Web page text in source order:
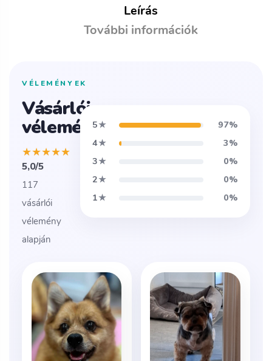
Leírás
További információk